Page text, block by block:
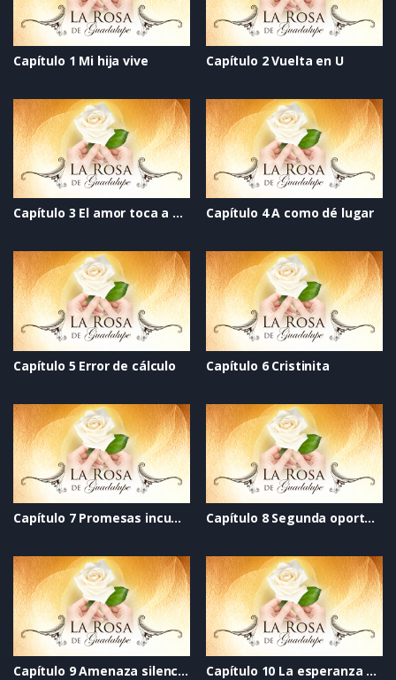
Capítulo 1 Mi hija vive Capítulo 2 Vuelta en U
Capítulo 3 El amor toca a mi puerta Capítulo 4 A como dé lugar
Capítulo 5 Error de cálculo Capítulo 6 Cristinita
Capítulo 7 Promesas incumplidas Capítulo 8 Segunda oportunidad
Capítulo 9 Amenaza silenciosa Capítulo 10 La esperanza del perdón